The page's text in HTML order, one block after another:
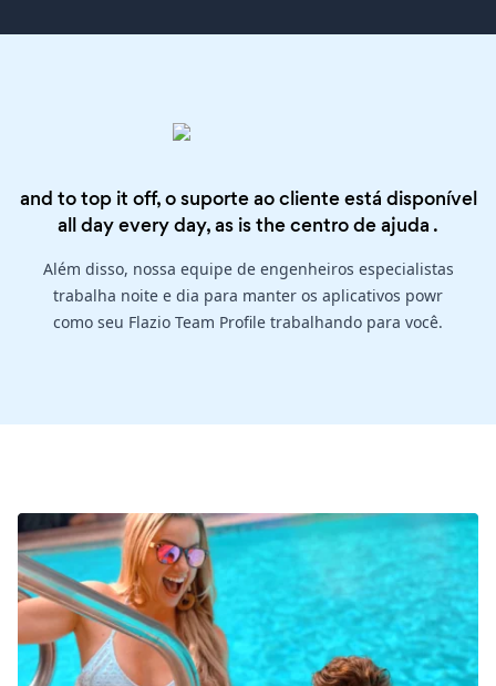
and to top it off, o suporte ao cliente está disponível
all day every day, as is thecentro de ajuda .
Além disso, nossa equipe de engenheiros especialistas
trabalha noite e dia para manter os aplicativos powr
como seu Flazio Team Profile trabalhando para você.